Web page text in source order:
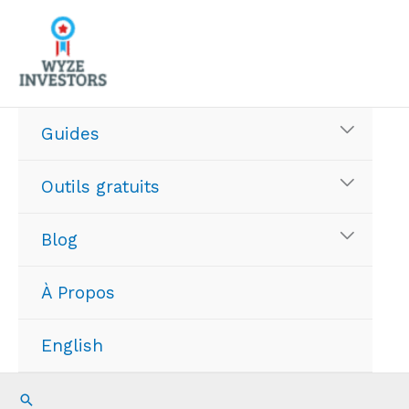
contenu
Guides
Outils gratuits
Blog
À Propos
English
Recherche